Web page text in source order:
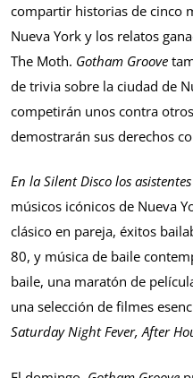
compartir historias de cinco
Nueva York y los relatos
The Moth. Gotham Groove
de trivia sobre la ciudad de
competirán unos contra
demostrarán sus derechos
En la Silent Disco los
músicos icónicos de Nueva
clásico en pareja, éxitos
80, y música de baile
baile, una maratón de
una selección de filmes
Saturday Night Fever, After